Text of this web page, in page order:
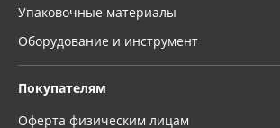
Упаковочные материалы
Оборудование и инструмент
Покупателям
Оферта физическим лицам